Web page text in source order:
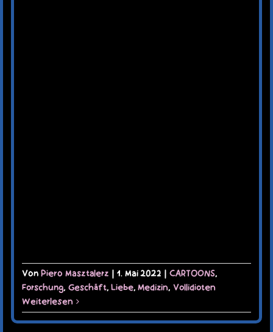
Von Piero Masztalerz | 1. Mai 2022 | CARTOONS,
Forschung, Geschäft, Liebe, Medizin, Vollidioten
Weiterlesen